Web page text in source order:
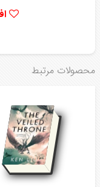
محصولات مرتبط